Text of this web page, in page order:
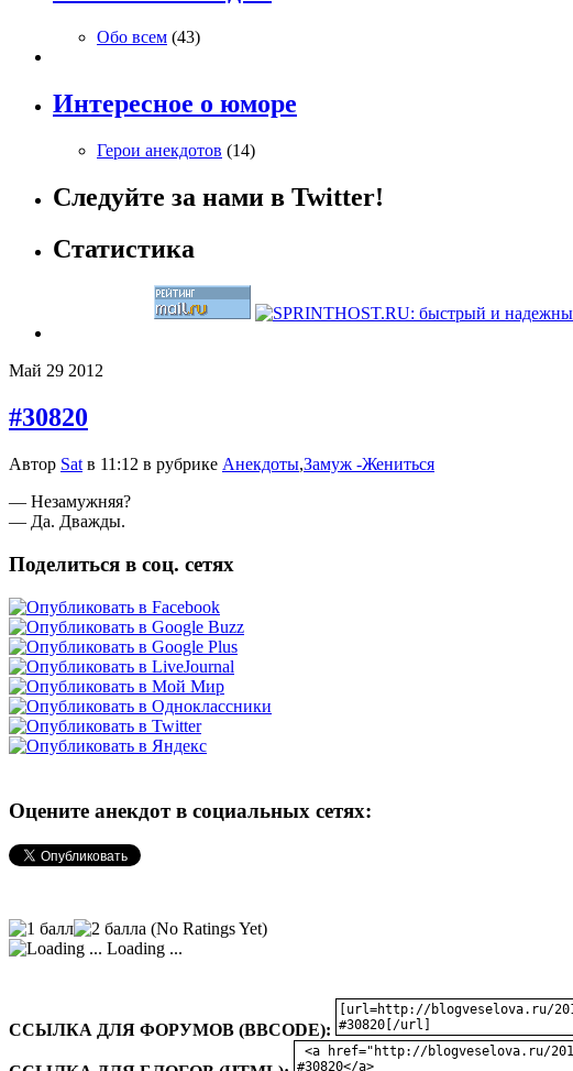
Обо всем (43)
Интересное о юморе
Герои анекдотов (14)
Следуйте за нами в Twitter!
Статистика
Май 29 2012
#30820
Автор Sat в 11:12 в рубрике Анекдоты,Замуж -Жениться
— Незамужняя?
— Да. Дважды.
Поделиться в соц. сетях
Оцените анекдот в социальных сетях:
(No Ratings Yet)
Loading ...
ССЫЛКА ДЛЯ ФОРУМОВ (BBCODE):